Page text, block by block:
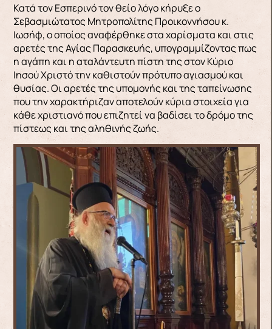
Κατά τον Εσπερινό τον θείο λόγο κήρυξε ο
Σεβασμιώτατος Μητροπολίτης Προικοννήσου κ.
Ιωσήφ, ο οποίος αναφέρθηκε στα χαρίσματα και στις
αρετές της Αγίας Παρασκευής, υπογραμμίζοντας πως
η αγάπη και η αταλάντευτη πίστη της στον Κύριο
Ιησού Χριστό την καθιστούν πρότυπο αγιασμού και
θυσίας. Οι αρετές της υπομονής και της ταπείνωσης
που την χαρακτήριζαν αποτελούν κύρια στοιχεία για
κάθε χριστιανό που επιζητεί να βαδίσει το δρόμο της
πίστεως και της αληθινής ζωής.